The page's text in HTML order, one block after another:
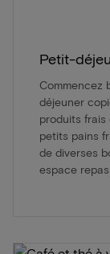
Petit-
Commencez
déjeuner
produits
petits pains
de diverses
espace